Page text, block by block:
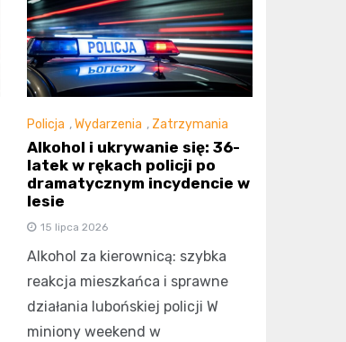
Policja ,Wydarzenia , Zatrzymania
Alkohol i ukrywanie się: 36-
latek w rękach policji po
dramatycznym incydencie w
lesie
15 lipca 2026
Alkohol za kierownicą: szybka
reakcja mieszkańca i sprawne
działania lubońskiej policji W
miniony weekend w